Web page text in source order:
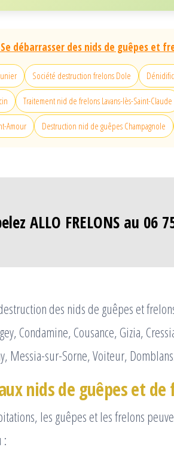
débarrasser des nids de guêpes et
Société destruction frelons Dole
Traitement nid de frelons Lavans-lès-Saint-Claude
Amour Destruction nid de guêpes Champagnole
ALLO FRELONS au 06
des nids de guêpes et
Condamine, Cousance, Gizia,
Messia-sur-Sorne, Voiteur,
nids de guêpes et
les guêpes et les frelons
: